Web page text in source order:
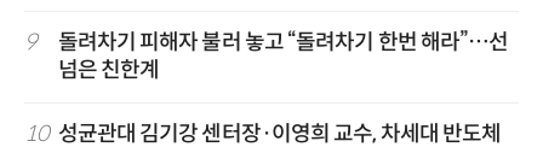
9
돌려차기 피해자 불러 놓고 “돌려차기 한번 해라”…선
넘은 친한계
10 성균관대 김기강 센터장·이영희 교수, 차세대 반도체